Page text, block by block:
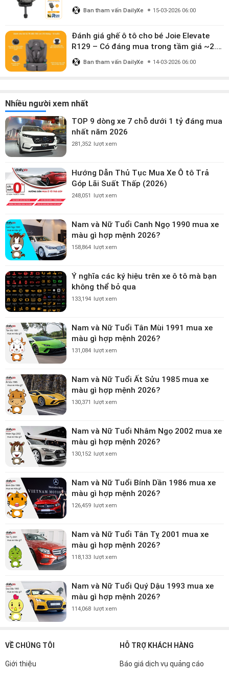
dùng đến 12 năm” có đáng giá gần 9
triệu?
Ban tham vấn DailyXe 15-03-2026 06:00
Đánh giá ghế ô tô cho bé Joie Elevate
R129 – Có đáng mua trong tầm giá ~2.8
triệu?
Ban tham vấn DailyXe 14-03-2026 06:00
Nhiều người xem nhất
TOP 9 dòng xe 7 chỗ dưới 1 tỷ đáng mua
nhất năm 2026
281,352 lượt xem
Hướng Dẫn Thủ Tục Mua Xe Ô tô Trả
Góp Lãi Suất Thấp (2026)
248,051 lượt xem
Nam và Nữ Tuổi Canh Ngọ 1990 mua xe
màu gì hợp mệnh 2026?
158,864 lượt xem
Ý nghĩa các ký hiệu trên xe ô tô mà bạn
không thể bỏ qua
133,194 lượt xem
Nam và Nữ Tuổi Tân Mùi 1991 mua xe
màu gì hợp mệnh 2026?
131,084 lượt xem
Nam và Nữ Tuổi Ất Sửu 1985 mua xe
màu gì hợp mệnh 2026?
130,371 lượt xem
Nam và Nữ Tuổi Nhâm Ngọ 2002 mua xe
màu gì hợp mệnh 2026?
130,152 lượt xem
Nam và Nữ Tuổi Bính Dần 1986 mua xe
màu gì hợp mệnh 2026?
126,459 lượt xem
Nam và Nữ Tuổi Tân Tỵ 2001 mua xe
màu gì hợp mệnh 2026?
118,133 lượt xem
Nam và Nữ Tuổi Quý Dậu 1993 mua xe
màu gì hợp mệnh 2026?
114,068 lượt xem
VỀ CHÚNG TÔI
Giới thiệu
HỖ TRỢ KHÁCH HÀNG
Báo giá dịch vụ quảng cáo